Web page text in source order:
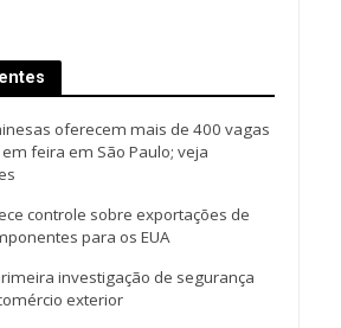
oferecem mais de 400 vagas
feira em São Paulo; veja
controle sobre exportações de
para os EUA
investigação de segurança
exterior